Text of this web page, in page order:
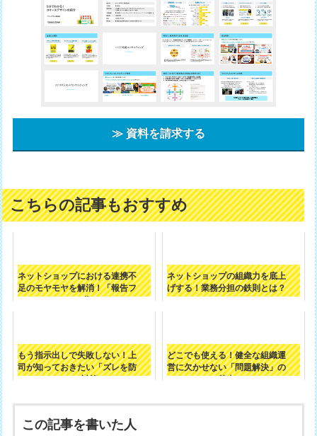
≫ 資料を請求する
こちらの記事もおすすめ
ネットショップにおける連携不
足のモヤモヤを解消！「報告フ
ネットショップの組織力を底上
げする！業務分担の鉄則とは？
もう指示出しで失敗しない！上
司が知っておきたい「ズレを防
どこでも使える！健全な組織運
営に欠かせない「問題解決」の
この記事を書いた人